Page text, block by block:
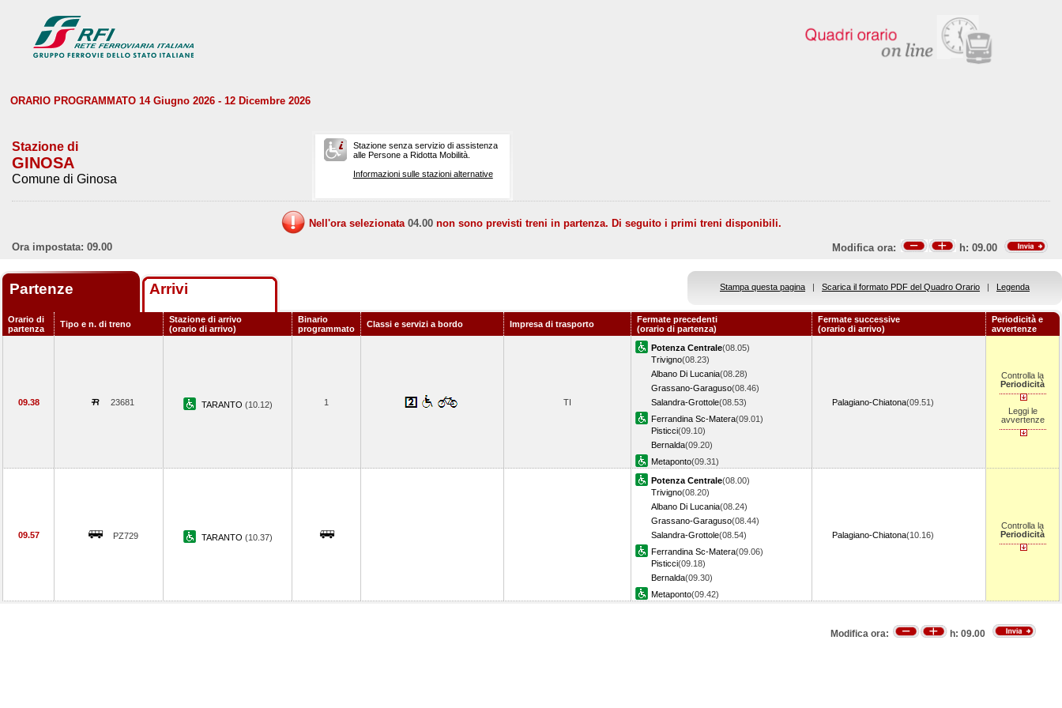
ORARIO PROGRAMMATO 14 Giugno 2026 - 12 Dicembre 2026
Stazione di
GINOSA
Comune di Ginosa
Stazione senza servizio di assistenza
alle Persone a Ridotta Mobilità.
Informazioni sulle stazioni alternative
Nell'ora selezionata 04.00 non sono previsti treni in partenza. Di seguito i primi treni disponibili.
Ora impostata: 09.00
Modifica ora: h: 09.00
Partenze Arrivi Stampa questa pagina | Scarica il formato PDF del Quadro Orario | Legenda
Orario di
partenza
Tipo e n. di treno
Stazione di arrivo
(orario di arrivo)
Binario
programmato
Classi e servizi a bordo Impresa di trasporto
Fermate precedenti
(orario di partenza)
Fermate successive
(orario di arrivo)
Periodicità e
avvertenze
09.38 23681 TARANTO (10.12) 1 TI
Potenza Centrale(08.05)
Trivigno(08.23)
Albano Di Lucania(08.28)
Grassano-Garaguso(08.46)
Salandra-Grottole(08.53)
Ferrandina Sc-Matera(09.01)
Pisticci(09.10)
Bernalda(09.20)
Metaponto(09.31)
Palagiano-Chiatona(09.51)
Controlla la
Periodicità
Leggi le
avvertenze
09.57 PZ729 TARANTO (10.37)
Potenza Centrale(08.00)
Trivigno(08.20)
Albano Di Lucania(08.24)
Grassano-Garaguso(08.44)
Salandra-Grottole(08.54)
Ferrandina Sc-Matera(09.06)
Pisticci(09.18)
Bernalda(09.30)
Metaponto(09.42)
Palagiano-Chiatona(10.16)
Controlla la
Periodicità
Modifica ora: h: 09.00